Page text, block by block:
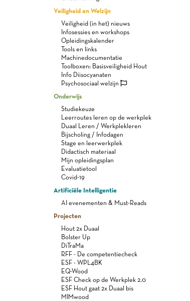
Veiligheid en Welzijn
Veiligheid (in het) nieuws
Infosessies en workshops
Opleidingskalender
Tools en links
Machinedocumentatie
Toolboxen: Basisveiligheid Hout
Info Diisocyanaten
Psychosociaal welzijn
Onderwijs
Studiekeuze
Leerroutes leren op de werkplek
Duaal Leren / Werkplekleren
Bijscholing / Infodagen
Stage en leerwerkplek
Didactisch materiaal
Mijn opleidingsplan
Evaluatietool
Covid-19
Artificiële Intelligentie
AI evenementen & Must-Reads
Projecten
Hout 2x Duaal
Bolster Up
DiTraMa
RFF - De competentiecheck
ESF - WPL4BK
EQ-Wood
ESF Check op de Werkplek 2.0
ESF Hout gaat 2x Duaal bis
MIMwood